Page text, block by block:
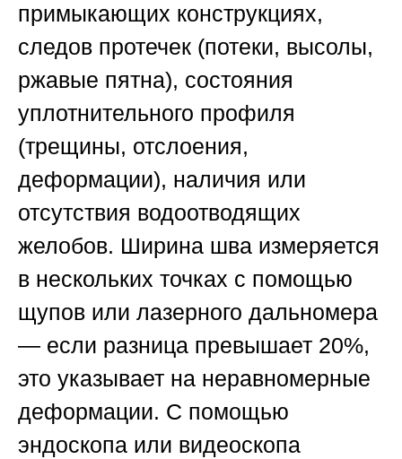
примыкающих конструкциях,
следов протечек (потеки, высолы,
ржавые пятна), состояния
уплотнительного профиля
(трещины, отслоения,
деформации), наличия или
отсутствия водоотводящих
желобов. Ширина шва измеряется
в нескольких точках с помощью
щупов или лазерного дальномера
— если разница превышает 20%,
это указывает на неравномерные
деформации. С помощью
эндоскопа или видеоскопа